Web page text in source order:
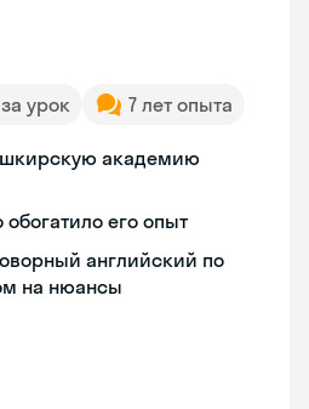
урок 7 лет опыта
академию
его опыт
английский по
на нюансы